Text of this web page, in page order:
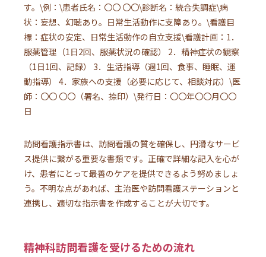
す。\例：\患者氏名：〇〇 〇〇\診断名：統合失調症\病
状：妄想、幻聴あり。日常生活動作に支障あり。\看護目
標：症状の安定、日常生活動作の自立支援\看護計画：1．
服薬管理（1日2回、服薬状況の確認） 2．精神症状の観察
（1日1回、記録） 3．生活指導（週1回、食事、睡眠、運
動指導） 4．家族への支援（必要に応じて、相談対応）\医
師：〇〇 〇〇（署名、捺印）\発行日：〇〇年〇〇月〇〇
日
訪問看護指示書は、訪問看護の質を確保し、円滑なサービ
ス提供に繋がる重要な書類です。正確で詳細な記入を心が
け、患者にとって最善のケアを提供できるよう努めましょ
う。不明な点があれば、主治医や訪問看護ステーションと
連携し、適切な指示書を作成することが大切です。
精神科訪問看護を受けるための流れ